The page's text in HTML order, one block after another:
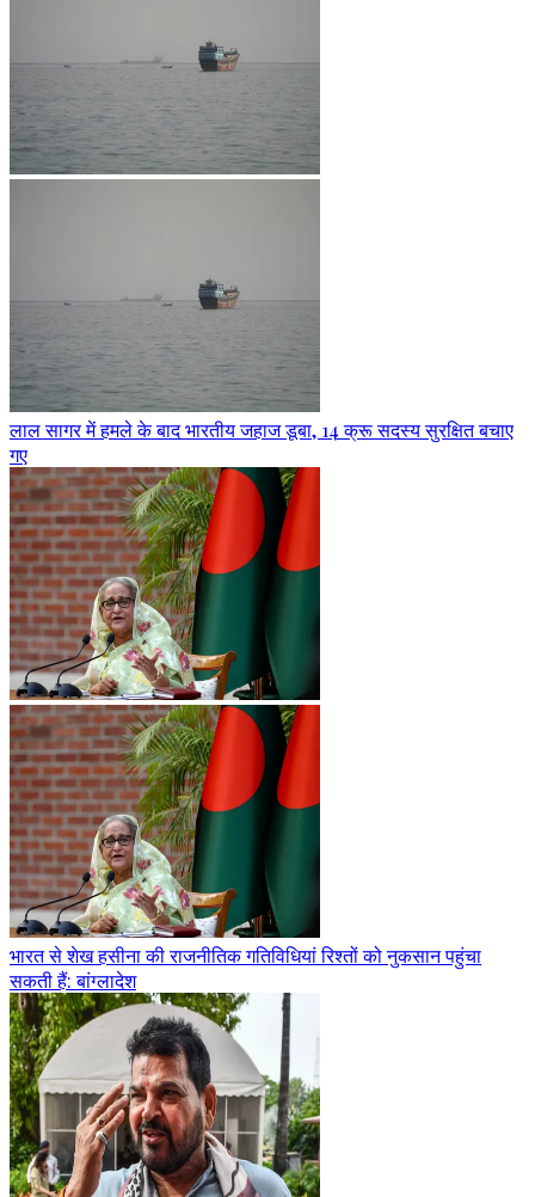
लाल सागर में हमले के बाद भारतीय जहाज डूबा, 14 क्रू सदस्य सुरक्षित बचाए
गए
भारत से शेख हसीना की राजनीतिक गतिविधियां रिश्तों को नुकसान पहुंचा
सकती हैं: बांग्लादेश